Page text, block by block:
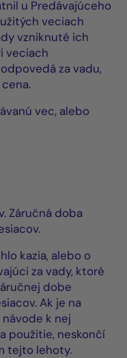
u Predávajúceho
veciach
vzniknuté ich
veciach
za vadu,
vec, alebo
Záručná doba
kazia, alebo o
za vady, ktoré
dobe
Ak je na
k nej
použitie, neskončí
tejto lehoty.